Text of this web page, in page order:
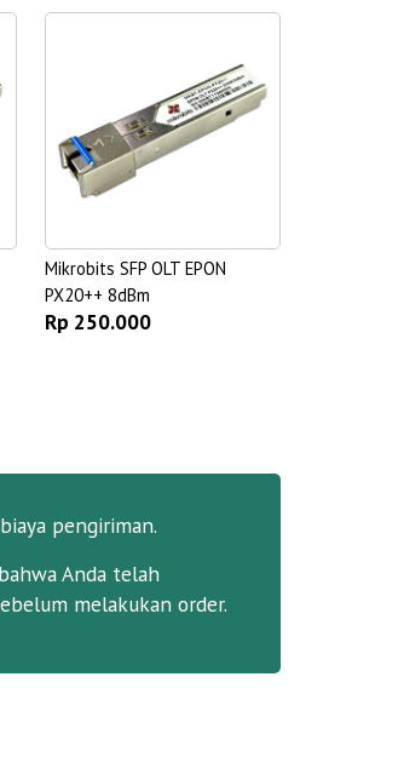
Mikrobits SFP OLT EPON
PX20++ 8dBm
Rp 250.000
pengiriman.
Anda telah
melakukan order.